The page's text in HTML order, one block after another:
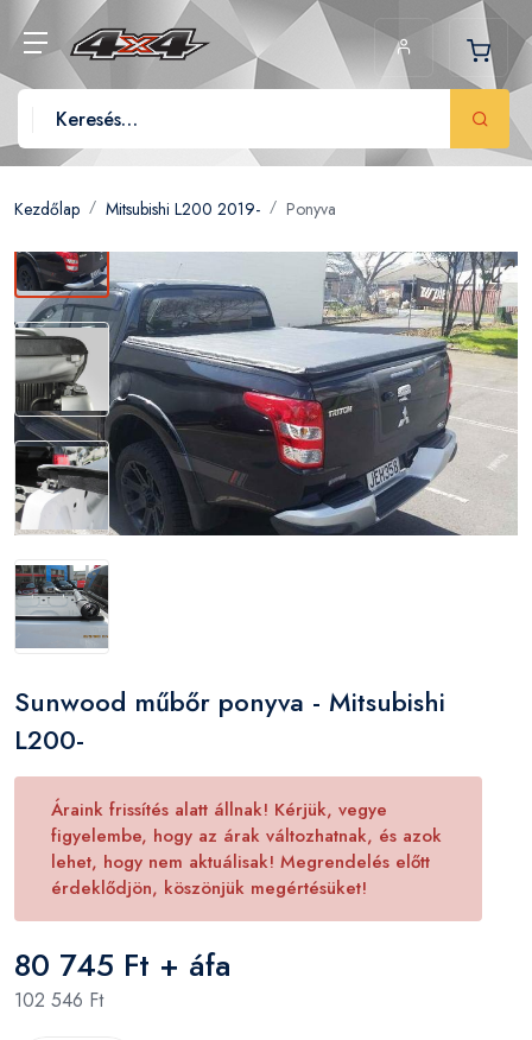
Kezdőlap Mitsubishi L200 2019- Ponyva
Sunwood műbőr ponyva - Mitsubishi
L200-
Áraink frissítés alatt állnak! Kérjük, vegye
figyelembe, hogy az árak változhatnak, és azok
lehet, hogy nem aktuálisak! Megrendelés előtt
érdeklődjön, köszönjük megértésüket!
80 745 Ft + áfa
102 546 Ft